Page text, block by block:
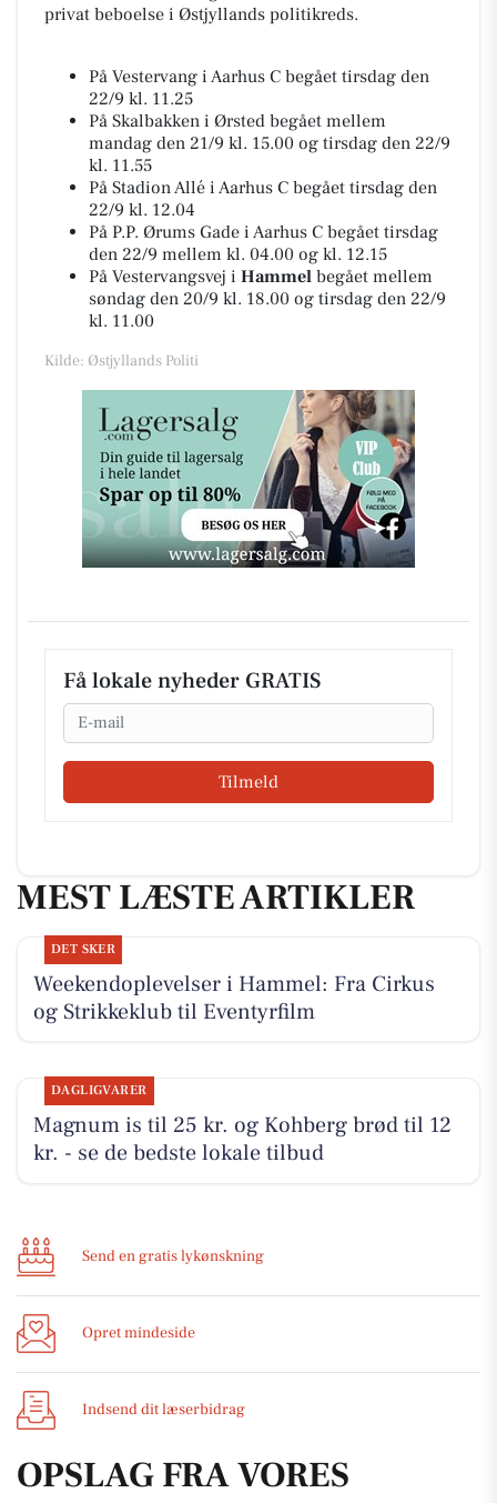
privat beboelse i Østjyllands politikreds.
På Vestervang i Aarhus C begået tirsdag den
22/9 kl. 11.25
På Skalbakken i Ørsted begået mellem
mandag den 21/9 kl. 15.00 og tirsdag den 22/9
kl. 11.55
På Stadion Allé i Aarhus C begået tirsdag den
22/9 kl. 12.04
På P.P. Ørums Gade i Aarhus C begået tirsdag
den 22/9 mellem kl. 04.00 og kl. 12.15
På Vestervangsvej i Hammel begået mellem
søndag den 20/9 kl. 18.00 og tirsdag den 22/9
kl. 11.00
Kilde: Østjyllands Politi
Få lokale nyheder GRATIS
Email
Tilmeld
MEST LÆSTE ARTIKLER
DET SKER
Weekendoplevelser i Hammel: Fra Cirkus
og Strikkeklub til Eventyrfilm
DAGLIGVARER
Magnum is til 25 kr. og Kohberg brød til 12
kr. - se de bedste lokale tilbud
Send en gratis lykønskning
Opret mindeside
Indsend dit læserbidrag
OPSLAG FRA VORES